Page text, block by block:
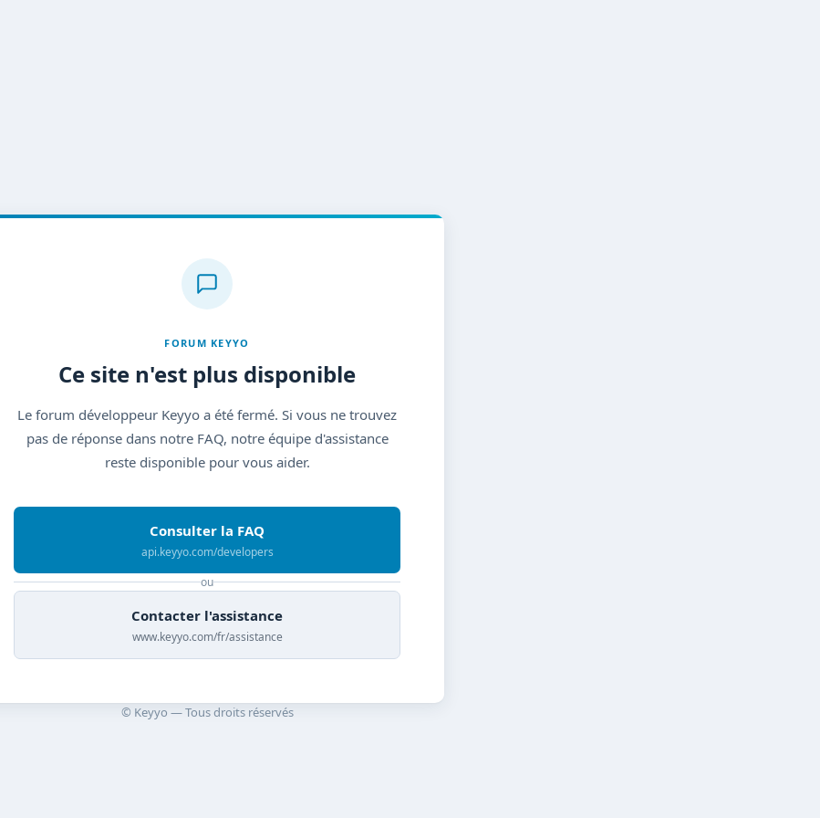
FORUM KEYYO
Ce site n'est plus disponible
Le forum développeur Keyyo a été fermé. Si vous ne trouvez
pas de réponse dans notre FAQ, notre équipe d'assistance
reste disponible pour vous aider.
Consulter la FAQ
api.keyyo.com/developers
ou
Contacter l'assistance
www.keyyo.com/fr/assistance
© Keyyo — Tous droits réservés